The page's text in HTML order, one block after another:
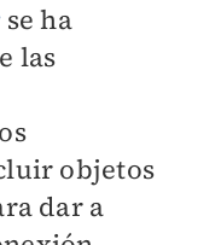
se ha
las
objetos
dar a